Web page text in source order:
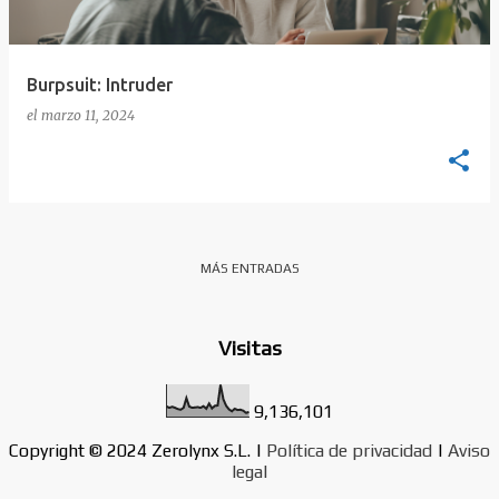
Burpsuit: Intruder
el marzo 11, 2024
MÁS ENTRADAS
Visitas
9,136,101
Copyright © 2024 Zerolynx S.L. | Política de privacidad | Aviso
legal